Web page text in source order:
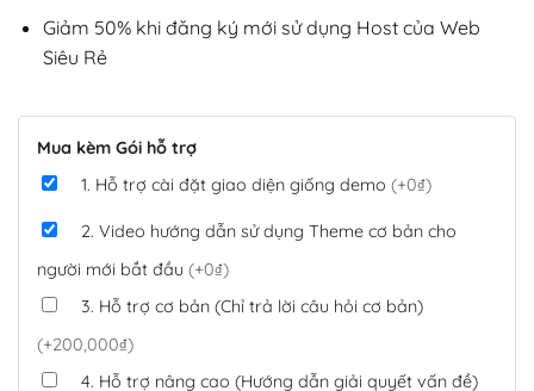
Giảm 50% khi đăng ký mới sử dụng Host của Web
Siêu Rẻ
Mua kèm Gói hỗ trợ
1. Hỗ trợ cài đặt giao diện giống demo (+0₫)
2. Video hướng dẫn sử dụng Theme cơ bản cho
người mới bắt đầu (+0₫)
3. Hỗ trợ cơ bản (Chỉ trả lời câu hỏi cơ bản)
(+200,000₫)
4. Hỗ trợ nâng cao (Hướng dẫn giải quyết vấn đề)